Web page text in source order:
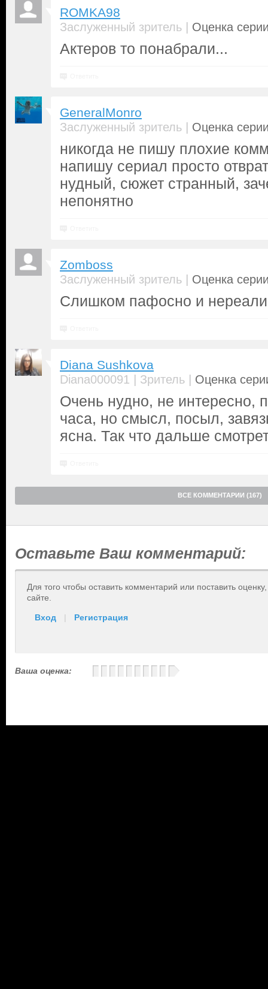
ROMKA98
Заслуженный зритель | Оценка
Актеров то понабрали...
GeneralMonro
Заслуженный зритель | Оценка
никогда не пишу плохие
напишу сериал просто
нудный, сюжет странный,
непонятно
Zomboss
Заслуженный зритель | Оценка
Слишком пафосно и
Diana Sushkova
Diana000091 | Зритель | Оценка
Очень нудно, не интересно,
часа, но смысл, посыл,
ясна. Так что дальше
ВСЕ КОММЕНТАРИИ (167)
Оставьте Ваш комментарий:
Для того чтобы оставить комментарий или поставить
сайте.
Вход | Регистрация
Ваша оценка: